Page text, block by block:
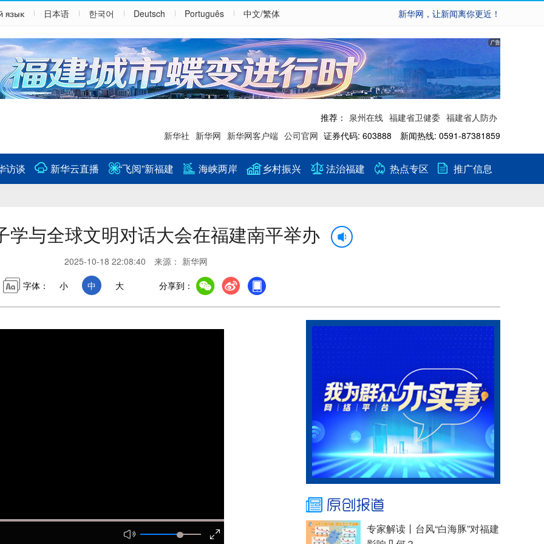
язык 日本语 한국어 Deutsch Português 中文/繁体 新华网，让新闻离你更近！
推荐： 泉州在线 福建省卫健委 福建省人防办
新华社 新华网 新华网客户端 公司官网 证券代码: 603888 新闻热线: 0591-87381859
访谈 新华云直播 “飞阅”新福建 海峡两岸 乡村振兴 法治福建 热点专区
推广信息
学与全球文明对话大会在福建南平举办
2025-10-18 22:08:40 来源： 新华网
字体：
小 中 大 分享到：